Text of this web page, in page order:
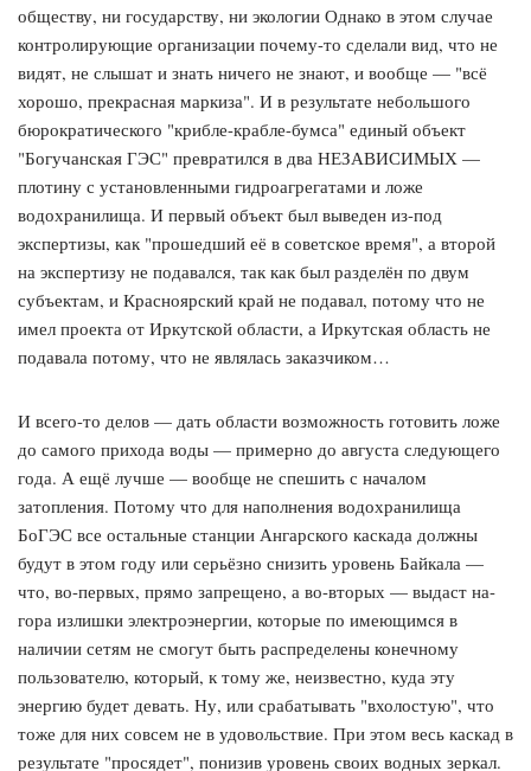
обществу, ни государству, ни экологии Однако в этом случае
контролирующие организации почему-то сделали вид, что не
видят, не слышат и знать ничего не знают, и вообще — "всё
хорошо, прекрасная маркиза". И в результате небольшого
бюрократического "крибле-крабле-бумса" единый объект
"Богучанская ГЭС" превратился в два НЕЗАВИСИМЫХ —
плотину с установленными гидроагрегатами и ложе
водохранилища. И первый объект был выведен из-под
экспертизы, как "прошедший её в советское время", а второй
на экспертизу не подавался, так как был разделён по двум
субъектам, и Красноярский край не подавал, потому что не
имел проекта от Иркутской области, а Иркутская область не
подавала потому, что не являлась заказчиком…
И всего-то делов — дать области возможность готовить ложе
до самого прихода воды — примерно до августа следующего
года. А ещё лучше — вообще не спешить с началом
затопления. Потому что для наполнения водохранилища
БоГЭС все остальные станции Ангарского каскада должны
будут в этом году или серьёзно снизить уровень Байкала —
что, во-первых, прямо запрещено, а во-вторых — выдаст на-
гора излишки электроэнергии, которые по имеющимся в
наличии сетям не смогут быть распределены конечному
пользователю, который, к тому же, неизвестно, куда эту
энергию будет девать. Ну, или срабатывать "вхолостую", что
тоже для них совсем не в удовольствие. При этом весь каскад в
результате "просядет", понизив уровень своих водных зеркал.